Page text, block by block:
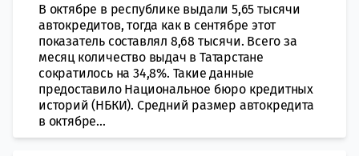
В октябре в республике выдали 5,65 тысячи
автокредитов, тогда как в сентябре этот
показатель составлял 8,68 тысячи. Всего за
месяц количество выдач в Татарстане
сократилось на 34,8%. Такие данные
предоставило Национальное бюро кредитных
историй (НБКИ). Средний размер автокредита
в октябре...